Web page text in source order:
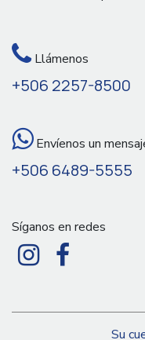
Llámenos
+506 2257-8500
Envíenos un
+506 6489-5555
Síganos en redes
Su